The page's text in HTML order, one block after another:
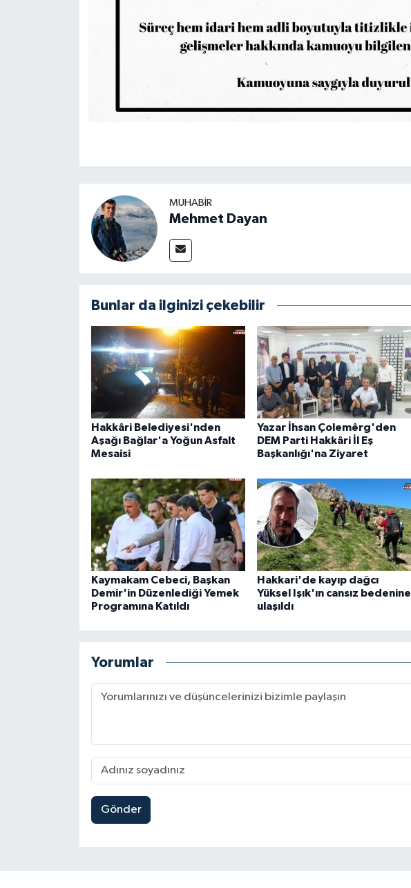
MUHABIR
Mehmet Dayan
Bunlar da ilginizi çekebilir
Hakkâri Belediyesi'nden
Aşağı Bağlar'a Yoğun Asfalt
Mesaisi
Yazar İhsan Çolemêrg'den
DEM Parti Hakkâri İl Eş
Başkanlığı'na Ziyaret
Kaymakam Cebeci, Başkan
Demir'in Düzenlediği Yemek
Programına Katıldı
Hakkari'de kayıp dağcı
Yüksel Işık'ın cansız bedenine
ulaşıldı
Yorumlar
Gönder